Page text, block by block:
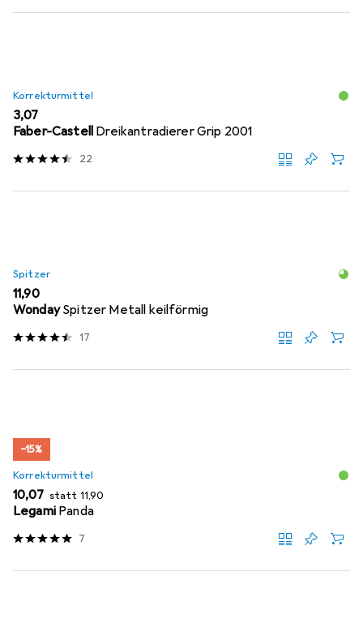
Korrekturmittel
EUR
3,07
Faber-Castell Dreikantradierer Grip 2001
22
Spitzer
EUR
11,90
Wonday Spitzer Metall keilförmig
17
−15%
Korrekturmittel
EUR
10,07 statt EUR
11,90
Legami Panda
7